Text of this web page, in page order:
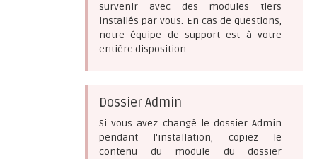
survenir avec des modules tiers
installés par vous. En cas de questions,
notre équipe de support est à votre
entière disposition.
Dossier Admin
Si vous avez changé le dossier Admin
pendant l’installation, copiez le
contenu du module du dossier